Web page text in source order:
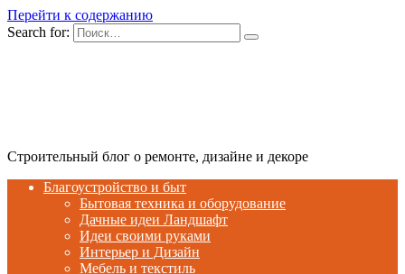
Перейти к содержанию
Search for:
Строительный блог о ремонте, дизайне и декоре
Благоустройство и быт
Бытовая техника и оборудование
Дачные идеи Ландшафт
Идеи своими руками
Интерьер и Дизайн
Мебель и текстиль